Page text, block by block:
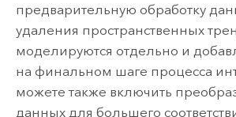
предварительную обработку
удаления пространственных
моделируются отдельно и
на финальном шаге процесса
можете также включить
данных для большего